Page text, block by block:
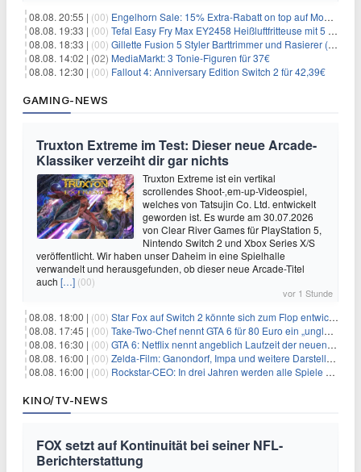
08.08. 20:55 | (00) Engelhorn Sale: 15% Extra-Rabatt on top auf Mode- und Sport-Artikel
08.08. 19:33 | (00) Tefal Easy Fry Max EY2458 Heißluftfritteuse mit 5 Litern für 64,99€
08.08. 18:33 | (00) Gillette Fusion 5 Styler Barttrimmer und Rasierer (All in One) für 16€
08.08. 14:02 | (02) MediaMarkt: 3 Tonie-Figuren für 37€
08.08. 12:30 | (00) Fallout 4: Anniversary Edition Switch 2 für 42,39€
GAMING-NEWS
Truxton Extreme im Test: Dieser neue Arcade-
Klassiker verzeiht dir gar nichts
Truxton Extreme ist ein vertikal
scrollendes Shoot-‚em-up-Videospiel,
welches von Tatsujin Co. Ltd. entwickelt
geworden ist. Es wurde am 30.07.2026
von Clear River Games für PlayStation 5,
Nintendo Switch 2 und Xbox Series X/S
veröffentlicht. Wir haben unser Daheim in eine Spielhalle
verwandelt und herausgefunden, ob dieser neue Arcade-Titel
auch […] (00)
vor 1 Stunde
08.08. 18:00 | (00) Star Fox auf Switch 2 könnte sich zum Flop entwickeln
08.08. 17:45 | (00) Take-Two-Chef nennt GTA 6 für 80 Euro ein „unglaubliches Schnäppchen“
08.08. 16:30 | (00) GTA 6: Netflix nennt angeblich Laufzeit der neuen Gameplay-Präsentation
08.08. 16:00 | (00) Zelda-Film: Ganondorf, Impa und weitere Darsteller sollen feststehen
08.08. 16:00 | (00) Rockstar-CEO: In drei Jahren werden alle Spiele gestreamt
KINO/TV-NEWS
FOX setzt auf Kontinuität bei seiner NFL-
Berichterstattung